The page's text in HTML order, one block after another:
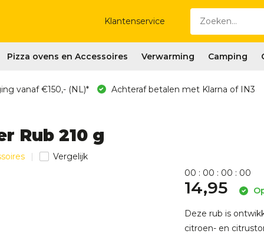
Klantenservice
Pizza ovens en Accessoires Verwarming Camping
vanaf €150,- (NL)* Achteraf betalen met Klarna of IN3
Rub 210 g
Vergelijk
00 : 00 : 00 : 00
14,95
Deze rub is
citroen- en